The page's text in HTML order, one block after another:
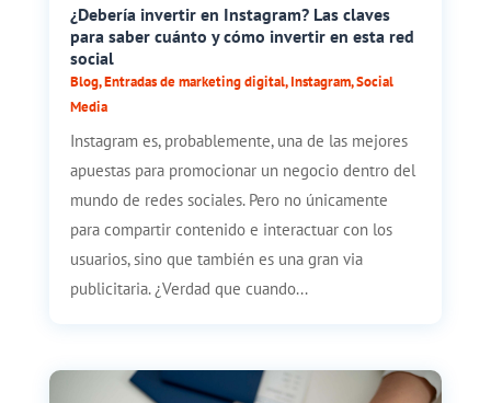
¿Debería invertir en Instagram? Las claves
para saber cuánto y cómo invertir en esta red
social
Blog,Entradas de marketing digital,Instagram,Social
Media
Instagram es, probablemente, una de las mejores
apuestas para promocionar un negocio dentro del
mundo de redes sociales. Pero no únicamente
para compartir contenido e interactuar con los
usuarios, sino que también es una gran via
publicitaria. ¿Verdad que cuando...